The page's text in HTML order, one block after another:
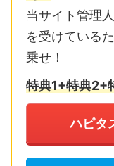
当サイト管理
を受けている
乗せ！
特典1+特典2+
ハピタ